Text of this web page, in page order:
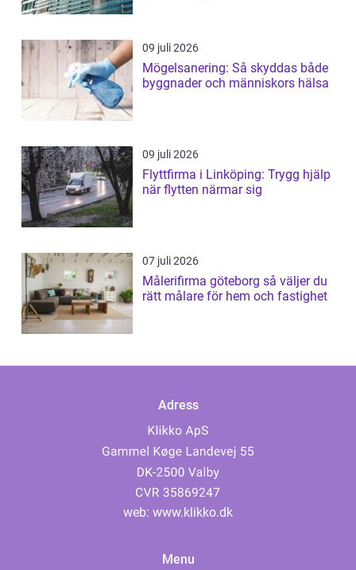
09 juli 2026
Mögelsanering: Så skyddas både
byggnader och människors hälsa
09 juli 2026
Flyttfirma i Linköping: Trygg hjälp
när flytten närmar sig
07 juli 2026
Målerifirma göteborg så väljer du
rätt målare för hem och fastighet
Adress
web: www.klikko.dk
Menu